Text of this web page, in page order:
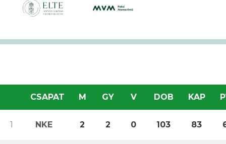
CSAPAT M GY V DOB KAP
1 NKE 2 2 0 103 83